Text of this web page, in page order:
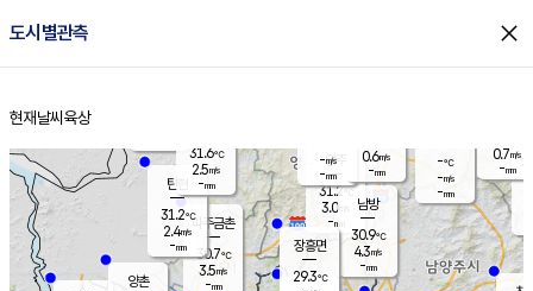
도시별관측 close
홈
현재날씨 육상
양주
31.2℃
3.0
-mm
파주금촌
30.7℃
3.5m/s
-mm
-℃
-m/s
-mm
탄현
31.2℃
2.4m/s
-mm
0.7m/s
-mm
양촌
남방
30.9℃
4.3m/s
-mm
장흥면
29.3℃
-m/s
-mm
31.6℃
2.5m/s
-mm
0.6m/s
-mm